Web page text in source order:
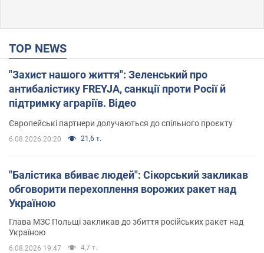
TOP NEWS
"Захист нашого життя": Зеленський про
антибалістику FREYJA, санкції проти Росії й
підтримку аграріїв. Відео
Європейські партнери долучаються до спільного проєкту
6.08.2026 20:20 21,6 т.
"Балістика вбиває людей": Сікорський закликав
обговорити перехоплення ворожих ракет над
Україною
Глава МЗС Польщі закликав до збиття російських ракет над
Україною
6.08.2026 19:47 4,7 т.